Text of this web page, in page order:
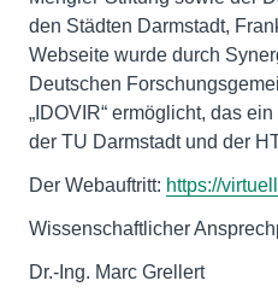
den Städten Darmstadt,
Webseite wurde durch
Deutschen
„IDOVIR“ ermöglicht, das
der TU Darmstadt und der
Der Webauftritt: https://
Wissenschaftlicher
Dr.-Ing. Marc Grellert